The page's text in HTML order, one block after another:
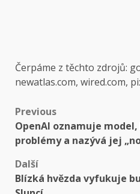
Čerpáme z těchto zdrojů:
newatlas.com, wired.com,
Post
navigation
Previous
OpenAI oznamuje
problémy a nazývá jej
Další
Blízká hvězda vyfukuje